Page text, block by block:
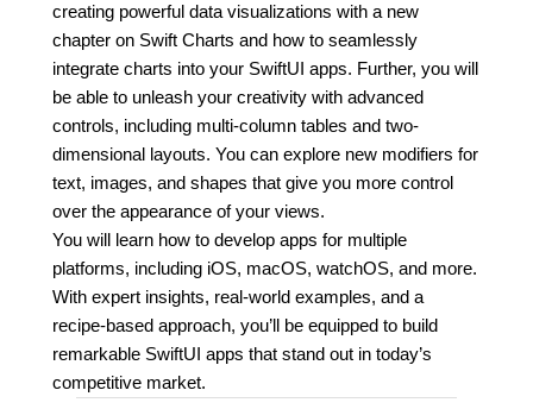
creating powerful data visualizations with a new
chapter on Swift Charts and how to seamlessly
integrate charts into your SwiftUI apps. Further, you will
be able to unleash your creativity with advanced
controls, including multi-column tables and two-
dimensional layouts. You can explore new modifiers for
text, images, and shapes that give you more control
over the appearance of your views.
You will learn how to develop apps for multiple
platforms, including iOS, macOS, watchOS, and more.
With expert insights, real-world examples, and a
recipe-based approach, you’ll be equipped to build
remarkable SwiftUI apps that stand out in today’s
competitive market.